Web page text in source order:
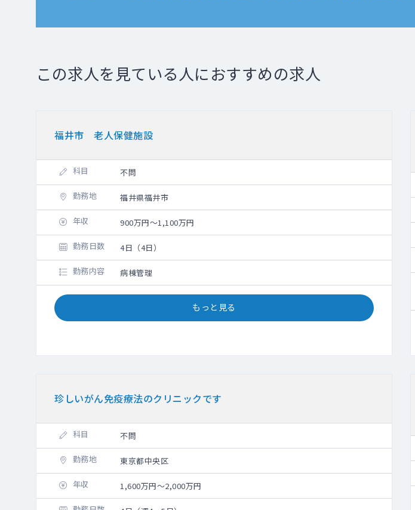
この求人を見ている人におすすめの求人
福井市 老人保健施設
科目 不問
勤務地 福井県福井市
年収 900万円～1,100万円
勤務日数 4日（4日）
勤務内容 病棟管理
もっと見る
珍しいがん免疫療法のクリニックです
科目 不問
勤務地 東京都中央区
年収 1,600万円～2,000万円